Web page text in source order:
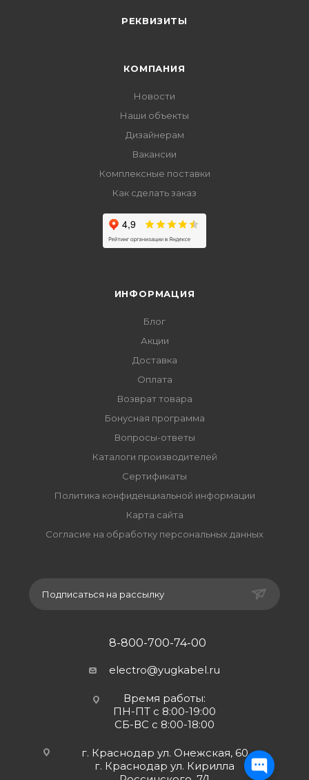
РЕКВИЗИТЫ
КОМПАНИЯ
Новости
Наши объекты
Дизайнерам
Вакансии
Комплексные поставки
Как сделать заказ
ИНФОРМАЦИЯ
Блог
Акции
Доставка
Оплата
Возврат товара
Бонусная программа
Вопросы-ответы
Каталоги производителей
Сертификаты
Политика конфиденциальной информации
Карта сайта
Согласие на обработку персональных данных
Подписаться на рассылку
8-800-700-74-00
electro@yugkabel.ru
Время работы:
ПН-ПТ с 8:00-19:00
СБ-ВС с 8:00-18:00
г. Краснодар ул. Онежская, 60
г. Краснодар ул. Кирилла